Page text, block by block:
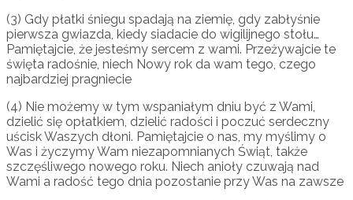
(3) Gdy płatki śniegu spadają na ziemię, gdy zabłyśnie
pierwsza gwiazda, kiedy siadacie do wigilijnego stołu…
Pamiętajcie, że jesteśmy sercem z wami. Przeżywajcie te
święta radośnie, niech Nowy rok da wam tego, czego
najbardziej pragniecie
(4) Nie możemy w tym wspaniałym dniu być z Wami,
dzielić się opłatkiem, dzielić radości i poczuć serdeczny
uścisk Waszych dłoni. Pamiętajcie o nas, my myślimy o
Was i życzymy Wam niezapomnianych Świąt, także
szczęśliwego nowego roku. Niech anioły czuwają nad
Wami a radość tego dnia pozostanie przy Was na zawsze